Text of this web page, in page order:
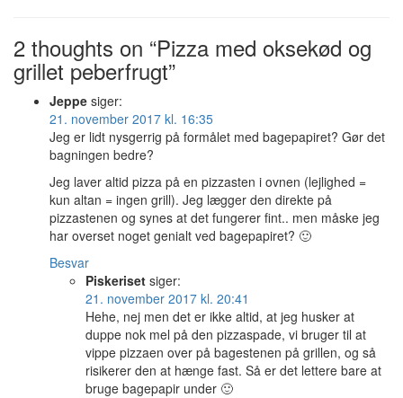
2 thoughts on “Pizza med oksekød og
grillet peberfrugt”
Jeppe siger:
21. november 2017 kl. 16:35
Jeg er lidt nysgerrig på formålet med bagepapiret? Gør det
bagningen bedre?
Jeg laver altid pizza på en pizzasten i ovnen (lejlighed =
kun altan = ingen grill). Jeg lægger den direkte på
pizzastenen og synes at det fungerer fint.. men måske jeg
har overset noget genialt ved bagepapiret? 🙂
Besvar
Piskeriset siger:
21. november 2017 kl. 20:41
Hehe, nej men det er ikke altid, at jeg husker at
duppe nok mel på den pizzaspade, vi bruger til at
vippe pizzaen over på bagestenen på grillen, og så
risikerer den at hænge fast. Så er det lettere bare at
bruge bagepapir under 🙂